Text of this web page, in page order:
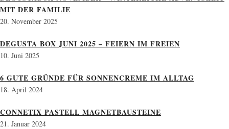
MIT DER FAMILIE
20. November 2025
DEGUSTA BOX JUNI 2025 – FEIERN IM FREIEN
10. Juni 2025
6 GUTE GRÜNDE FÜR SONNENCREME IM ALLTAG
18. April 2024
CONNETIX PASTELL MAGNETBAUSTEINE
21. Januar 2024